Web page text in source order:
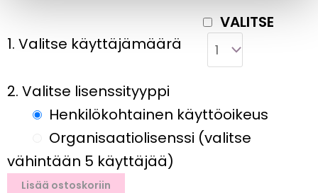
VALITSE
1. Valitse käyttäjämäärä
2. Valitse lisenssityyppi
Henkilökohtainen käyttöoikeus
Organisaatiolisenssi (valitse
vähintään 5 käyttäjää)
Lisää ostoskoriin